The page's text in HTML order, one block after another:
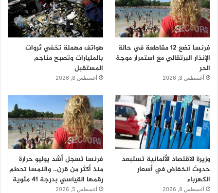
فرنسا تضع 12 مقاطعة في حالة
الإنذار البرتقالي مع استمرار موجة
الحر
أغسطس 8, 2026
هواتف مهملة تخفي ثروات
بالمليارات وتصبح مناجم
المستقبل
أغسطس 8, 2026
وزيرة الاقتصاد الألمانية تستبعد
حدوث انخفاض في أسعار
الكهرباء
أغسطس 8, 2026
فرنسا تسجل أشد يوليو حرارة
منذ أكثر من قرن.. والنمسا تحطم
رقمها القياسي بدرجة 41 مئوية
أغسطس 5, 2026